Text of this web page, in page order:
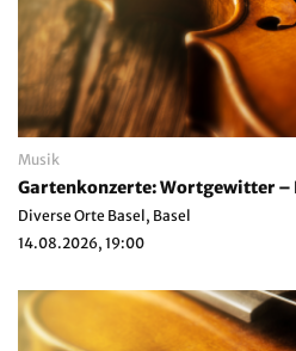
Musik
Gartenkonzerte: Wortgewitter –
Diverse Orte Basel, Basel
14.08.2026, 19:00